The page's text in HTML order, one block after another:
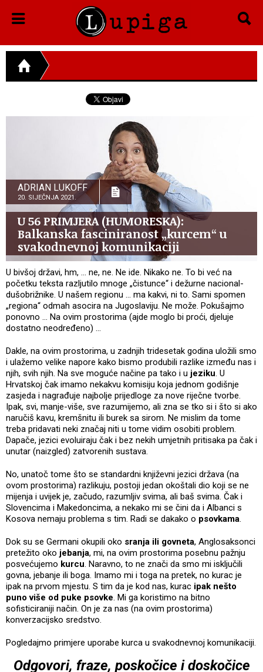
ADRIAN LUKOFF
20. SIJEČNJA 2021.
U 56 PRIMJERA (HUMORESKA):
Balkanska fasciniranost „kurcem“ u
svakodnevnoj komunikaciji
U bivšoj državi, hm, … ne, ne. Ne ide. Nikako ne. To bi već na
početku teksta razljutilo mnoge „čistunce“ i dežurne nacional-
dušobrižnike. U našem regionu … ma kakvi, ni to. Sami spomen
„regiona“ odmah asocira na Jugoslaviju. Ne može. Pokušajmo
ponovno … Na ovim prostorima (ajde moglo bi proći, djeluje
dostatno neodređeno) ...
Dakle, na ovim prostorima, u zadnjih tridesetak godina uložili smo
i ulažemo velike napore kako bismo produbili razlike između nas i
njih, svih njih. Na sve moguće načine pa tako i u jeziku. U
Hrvatskoj čak imamo nekakvu komisiju koja jednom godišnje
zasjeda i nagrađuje najbolje prijedloge za nove riječne tvorbe.
Ipak, svi, manje-više, sve razumijemo, ali zna se tko si i što si ako
naručiš kavu, kremšnitu ili burek sa sirom. Ne mislim da tome
treba pridavati neki značaj niti u tome vidim osobiti problem.
Dapače, jezici evoluiraju čak i bez nekih umjetnih pritisaka pa čak i
unutar (naizgled) zatvorenih sustava.
No, unatoč tome što se standardni književni jezici država (na
ovom prostorima) razlikuju, postoji jedan okoštali dio koji se ne
mijenja i uvijek je, začudo, razumljiv svima, ali baš svima. Čak i
Slovencima i Makedoncima, a nekako mi se čini da i Albanci s
Kosova nemaju problema s tim. Radi se dakako o psovkama.
Dok su se Germani okupili oko sranja ili govneta, Anglosaksonci
pretežito oko jebanja, mi, na ovim prostorima posebnu pažnju
posvećujemo kurcu. Naravno, to ne znači da smo mi isključili
govna, jebanje ili boga. Imamo mi i toga na pretek, no kurac je
ipak na prvom mjestu. S tim da je kod nas, kurac ipak nešto
puno više od puke psovke. Mi ga koristimo na bitno
sofisticiraniji način. On je za nas (na ovim prostorima)
konverzacijsko sredstvo.
Pogledajmo primjere uporabe kurca u svakodnevnoj komunikaciji.
Odgovori, fraze, poskočice i doskočice